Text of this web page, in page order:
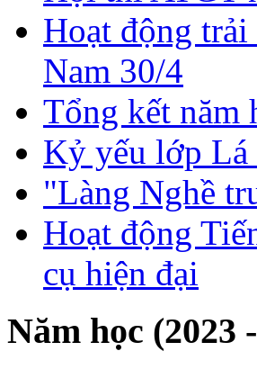
Hoạt động
Nam 30/4
Tổng kết năm
Kỷ yếu lớp Lá
"Làng Nghề
Hoạt động
cụ hiện đại
Năm học (2023